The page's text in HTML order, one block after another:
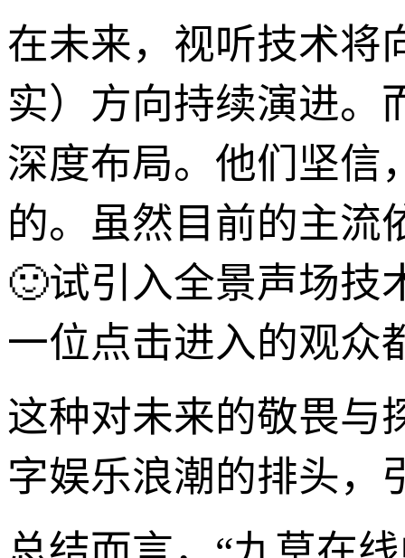
在未来，视听技术将
实）方向持续演进。
深度布局。他们坚信
的。虽然目前的主流
🙂试引入全景声场技
一位点击进入的观众
这种对未来的敬畏与
字娱乐浪潮的排头，